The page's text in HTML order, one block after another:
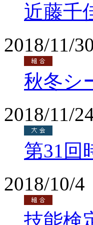
近藤千
2018/11/30
秋冬シ
2018/11/
第31回
2018/10/4
技能検